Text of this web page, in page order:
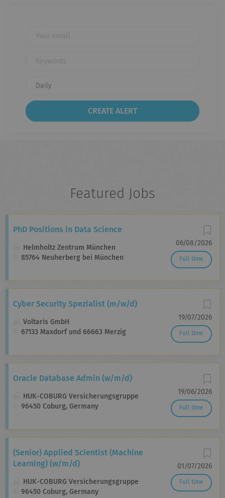
Featured Jobs
06/08/2026
Full time
PhD Positions in Data Science
Helmholtz Zentrum München
85764 Neuherberg bei München
19/07/2026
Full time
Cyber Security Spezialist (m/w/d)
Voltaris GmbH
67133 Maxdorf und 66663 Merzig
19/06/2026
Full time
Oracle Database Admin (w/m/d)
HUK-COBURG Versicherungsgruppe
96450 Coburg, Germany
01/07/2026
Full time
(Senior) Applied Scientist (Machine
Learning) (w/m/d)
HUK-COBURG Versicherungsgruppe
96450 Coburg, Germany